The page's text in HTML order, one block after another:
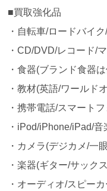
■買取強化品
・自転車/ロードバイ
・CD/DVD/レコード/
・食器(ブランド食器
・教材(英語/ワールド
・携帯電話/スマート
・iPod/iPhone/iPad/
・カメラ(デジカメ/一
・楽器(ギター/サック
・オーディオ/スピー